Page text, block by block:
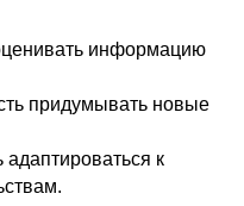
информацию
придумывать новые
к